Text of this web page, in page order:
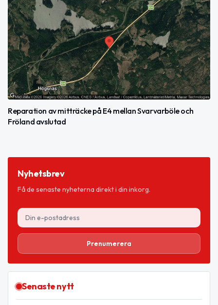
Reparation av mitträcke på E4 mellan Svarvarböle och
Fröland avslutad
Nyhetsbrev
Få de senaste nyheterna direkt i din inkorg.
Prenumerera
Senaste nytt